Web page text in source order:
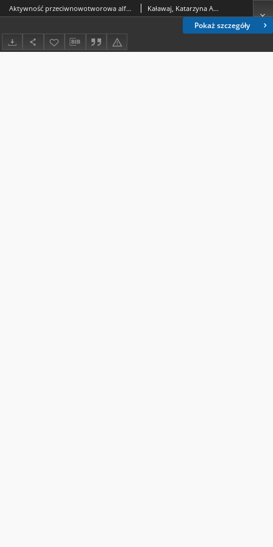
Pokaż szczegóły
Aktywność przeciwnowotworowa alfaketoglutaranu w modelu komórkowym ludzkiego kostniakomięsaka Kaławaj, Katarzyna Anna